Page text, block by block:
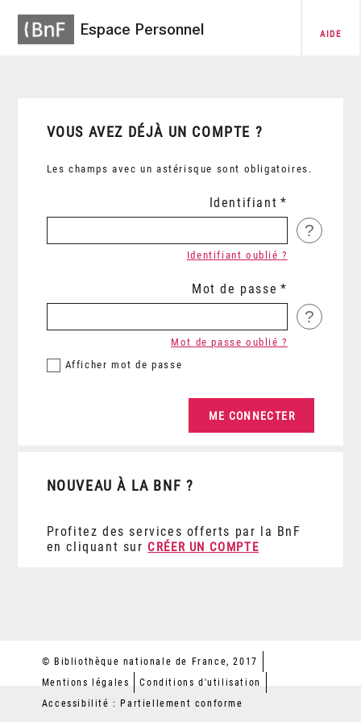
Espace Personnel AIDE
VOUS AVEZ DÉJÀ UN COMPTE ?
Les champs avec un astérisque sont obligatoires.
Identifiant
?
Identifiant oublié ?
Mot de passe
?
Afficher mot de passe
Mot de passe oublié ?
NOUVEAU À LA BNF ?
Profitez des services offerts par la BnF
en cliquant sur CRÉER UN COMPTE
© Bibliothèque nationale de France, 2017
Mentions légales
Conditions d'utilisation
Accessibilité : Partiellement conforme